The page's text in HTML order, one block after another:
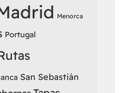
Menorca
Portugal
San Sebastián